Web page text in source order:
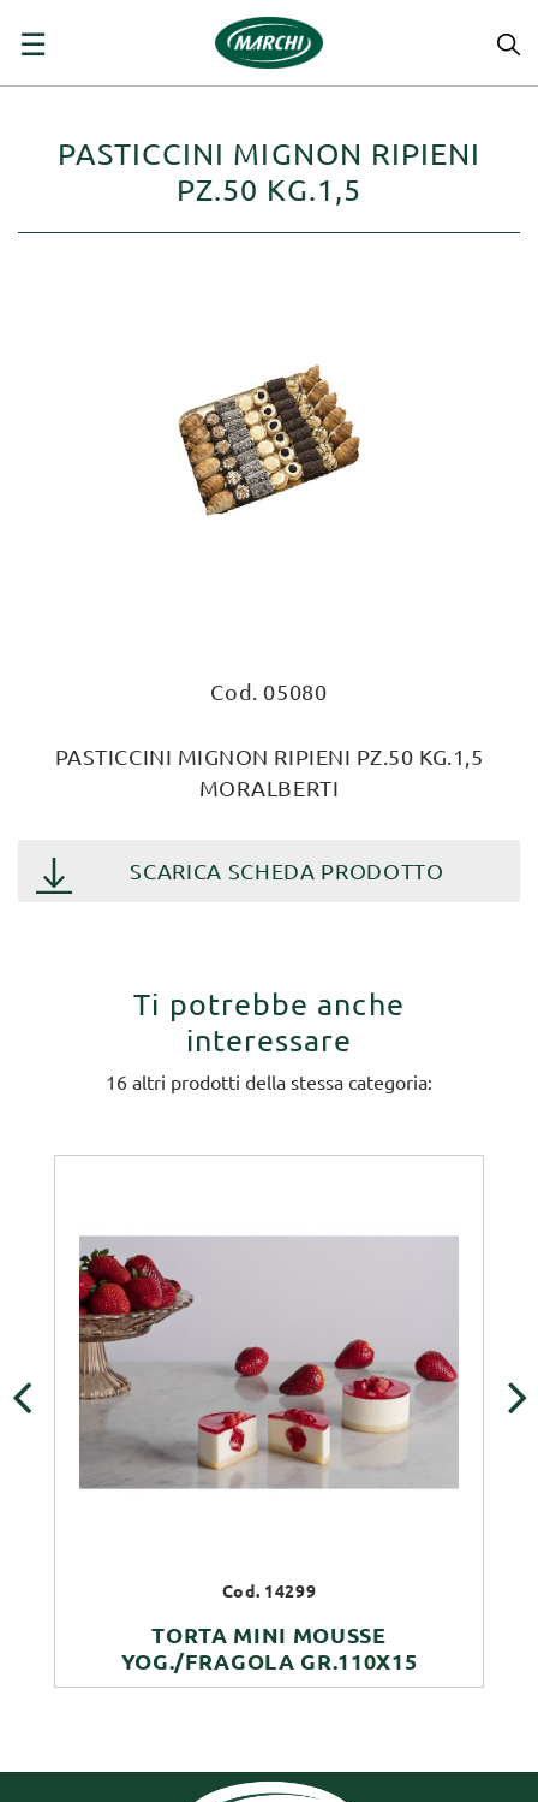
navigazione
☰
PASTICCINI MIGNON RIPIENI
PZ.50 KG.1,5
Cod. 05080
PASTICCINI MIGNON RIPIENI PZ.50 KG.1,5
MORALBERTI
SCARICA SCHEDA PRODOTTO
Ti potrebbe anche
interessare
16 altri prodotti della stessa categoria:
Cod. 14299
TORTA MINI MOUSSE
YOG./FRAGOLA GR.110X15